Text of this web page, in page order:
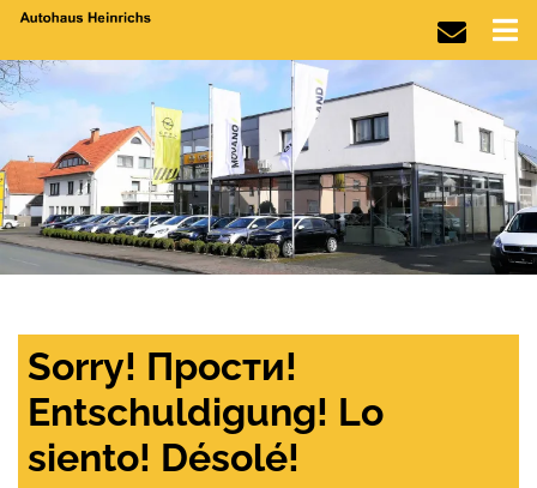
Sorry! Прости!
Entschuldigung! Lo
siento! Désolé!